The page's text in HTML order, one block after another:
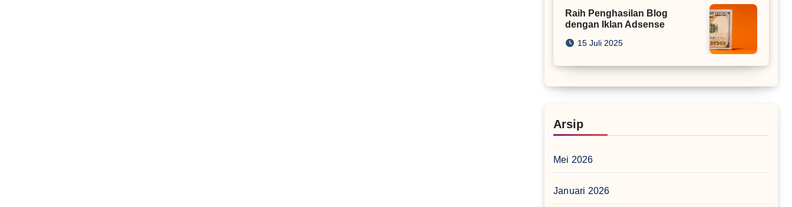
Raih Penghasilan Blog
dengan Iklan Adsense
15 Juli 2025
Arsip
Mei 2026
Januari 2026